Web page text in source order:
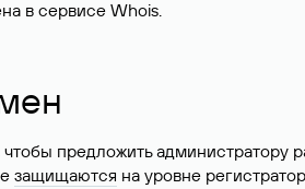
в сервисе Whois.
предложить
защищаются на уровне